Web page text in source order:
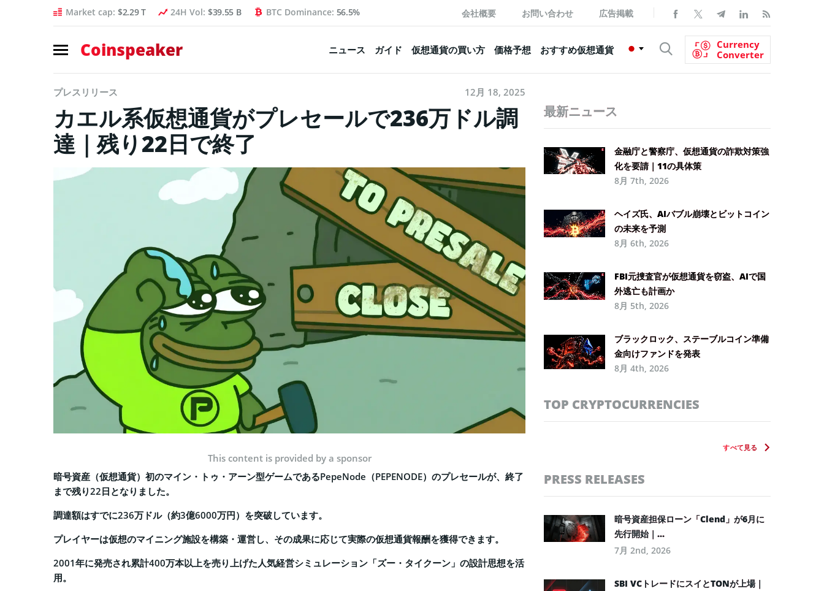
Market cap: $2.29 T 24H Vol: $39.55 B BTC Dominance: 56.5% 会社概要 お問い合わせ 広告掲載
Coinspeaker ニュース ガイド 仮想通貨の買い方 価格予想 おすすめ仮想通貨
Currency
Converter
プレスリリース 12月 18, 2025
カエル系仮想通貨がプレセールで236万ドル調
達｜残り22日で終了
This content is provided by a sponsor
暗号資産（仮想通貨）初のマイン・トゥ・アーン型ゲームであるPepeNode（PEPENODE）のプレセールが、終了
まで残り22日となりました。
調達額はすでに236万ドル（約3億6000万円）を突破しています。
プレイヤーは仮想のマイニング施設を構築・運営し、その成果に応じて実際の仮想通貨報酬を獲得できます。
2001年に発売され累計400万本以上を売り上げた人気経営シミュレーション「ズー・タイクーン」の設計思想を活
用。
最新ニュース
金融庁と警察庁、仮想通貨の詐欺対策強
化を要請｜11の具体策
8月 7th, 2026
ヘイズ氏、AIバブル崩壊とビットコイン
の未来を予測
8月 6th, 2026
FBI元捜査官が仮想通貨を窃盗、AIで国
外逃亡も計画か
8月 5th, 2026
ブラックロック、ステーブルコイン準備
金向けファンドを発表
8月 4th, 2026
TOP CRYPTOCURRENCIES
すべて見る
PRESS RELEASES
暗号資産担保ローン「Clend」が6月に
先行開始｜...
7月 2nd, 2026
SBI VCトレードにスイとTONが上場｜